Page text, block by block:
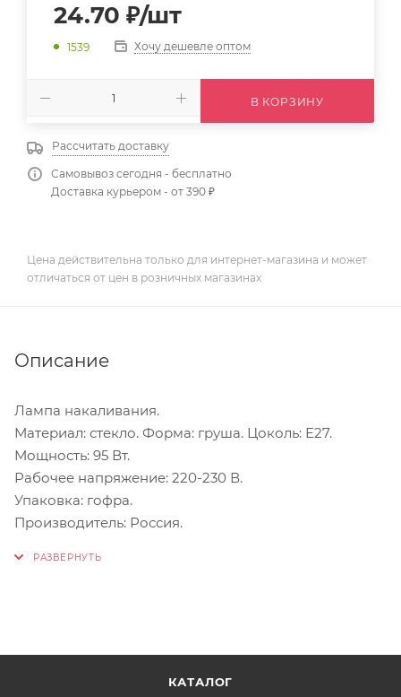
24.70 ₽/шт
1539 Хочу дешевле оптом
В КОРЗИНУ
Рассчитать доставку
Самовывоз сегодня - бесплатно
Доставка курьером - от 390 ₽
Цена действительна только для интернет-магазина и может
отличаться от цен в розничных магазинах
Описание
Лампа накаливания.
Материал: стекло. Форма: груша. Цоколь: Е27.
Мощность: 95 Вт.
Рабочее напряжение: 220-230 В.
Упаковка: гофра.
Производитель: Россия.
КАТАЛОГ